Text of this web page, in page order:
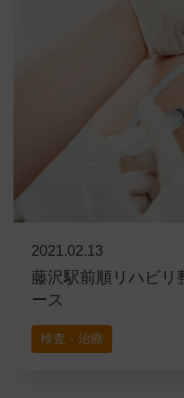
2021.02.13
藤沢駅前順リハビリ
ース
検査・治療